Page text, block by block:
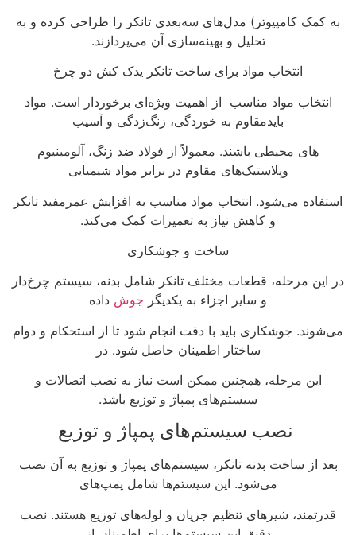
به کمک کامپیوتر) مدل‌های سه‌بعدی تانکر را طراحی کرده و به
تحلیل و بهینه‌سازی آن می‌پردازند.
انتخاب مواد برای ساخت تانکر یدک کش دو چرخ
انتخاب مواد مناسب از اهمیت ویژه‌ای برخوردار است. مواد
بایدمقاوم به خوردگی، زنگ‌زدگی و آسیب‌
های محیطی باشند. معمولاً از فولاد ضد زنگ، آلومینیوم
وپلاستیک‌های مقاوم در برابر مواد شیمیایی
استفاده می‌شود. انتخاب مواد مناسب به افزایش عمرمفید تانکر
و کاهش نیاز به تعمیرات کمک می‌کند.
ساخت و جوشکاری
در این مرحله، قطعات مختلف تانکر شامل بدنه، سیستم چرخ‌دار
و سایر اجزاء به یکدیگر جوش داده
می‌شوند. جوشکاری باید با دقت انجام شود تا از استحکام و دوام
ساختار اطمینان حاصل شود. در
این مرحله، همچنین ممکن است نیاز به نصب اتصالات و
سیستم‌های پمپاژ و توزیع باشد.
نصب سیستم‌های پمپاژ و توزیع
بعد از ساخت بدنه تانکر، سیستم‌های پمپاژ و توزیع به آن نصب
می‌شود. این سیستم‌ها شامل پمپ‌های
قدرتمند، شیرهای تنظیم جریان و لوله‌های توزیع هستند. نصب